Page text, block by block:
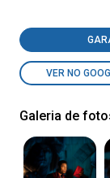
VER NO
Galeria de